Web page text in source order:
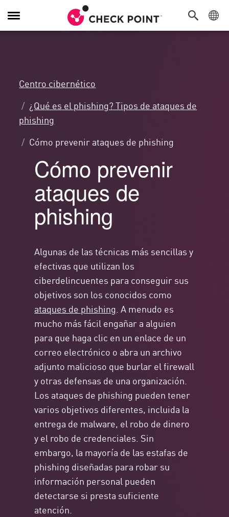
Alternar
navegación
Centro cibernético
¿Qué es el phishing? Tipos de ataques de
phishing
Cómo prevenir ataques de phishing
Cómo prevenir
ataques de
phishing
Algunas de las técnicas más sencillas y
efectivas que utilizan los
ciberdelincuentes para conseguir sus
objetivos son los conocidos como
ataques de phishing. A menudo es
mucho más fácil engañar a alguien
para que haga clic en un enlace de un
correo electrónico o abra un archivo
adjunto malicioso que burlar el firewall
y otras defensas de una organización.
Los ataques de phishing pueden tener
varios objetivos diferentes, incluida la
entrega de malware, el robo de dinero
y el robo de credenciales. Sin
embargo, la mayoría de las estafas de
phishing diseñadas para robar su
información personal pueden
detectarse si presta suficiente
atención.